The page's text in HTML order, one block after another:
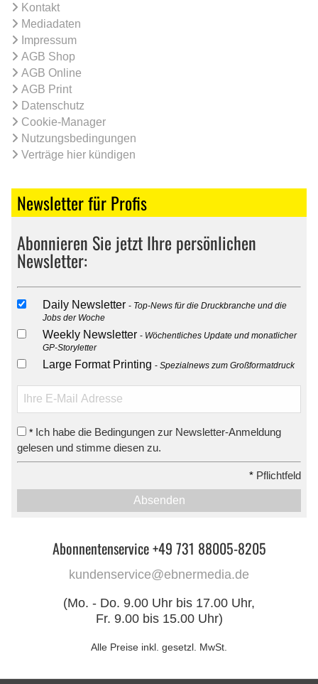
Kontakt
Mediadaten
Impressum
AGB Shop
AGB Online
AGB Print
Datenschutz
Cookie-Manager
Nutzungsbedingungen
Verträge hier kündigen
Newsletter für Profis
Abonnieren Sie jetzt Ihre persönlichen
Newsletter:
Daily Newsletter
Top-News für die Druckbranche und die
Jobs der Woche
Weekly Newsletter
Wöchentliches Update und monatlicher
GP-Storyletter
Large Format Printing Spezialnews zum Großformatdruck
* Ich habe die Bedingungen zur Newsletter-Anmeldung
gelesen und stimme diesen zu.
* Pflichtfeld
Absenden
Abonnentenservice +49 731 88005-8205
kundenservice@ebnermedia.de
(Mo. - Do. 9.00 Uhr bis 17.00 Uhr,
Fr. 9.00 bis 15.00 Uhr)
Alle Preise inkl. gesetzl. MwSt.